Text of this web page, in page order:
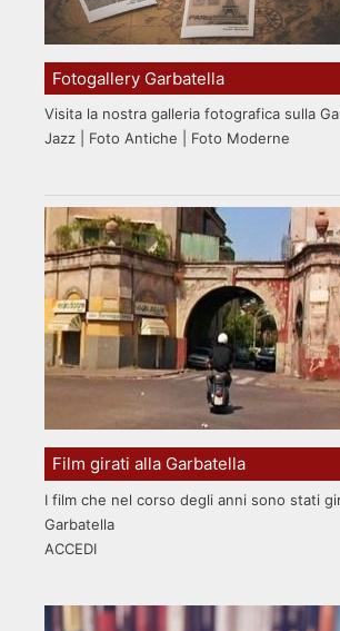
Fotogallery Garbatella
Visita la nostra galleria fotografica sulla
Jazz | Foto Antiche | Foto Moderne
Film girati alla Garbatella
I film che nel corso degli anni sono stati
Garbatella
ACCEDI